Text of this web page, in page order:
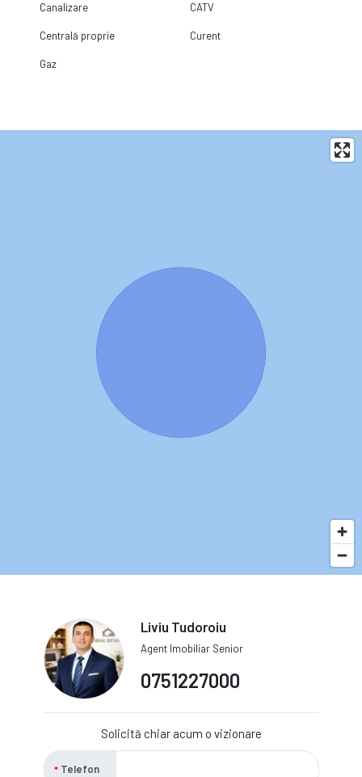
Canalizare CATV
Centrală proprie Curent
Gaz
Liviu Tudoroiu
Agent Imobiliar Senior
0751227000
Solicită chiar acum o vizionare
Telefon